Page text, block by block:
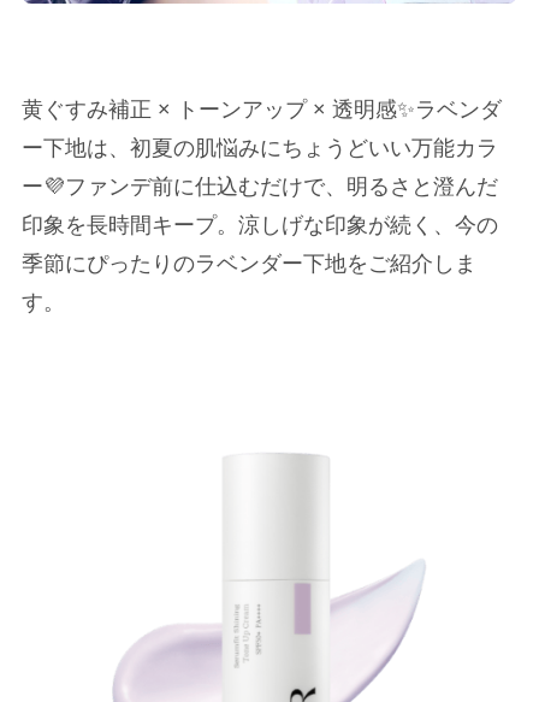
黄ぐすみ補正 × トーンアップ × 透明感✨ラベンダ
ー下地は、初夏の肌悩みにちょうどいい万能カラ
ー💜ファンデ前に仕込むだけで、明るさと澄んだ
印象を長時間キープ。涼しげな印象が続く、今の
季節にぴったりのラベンダー下地をご紹介しま
す。